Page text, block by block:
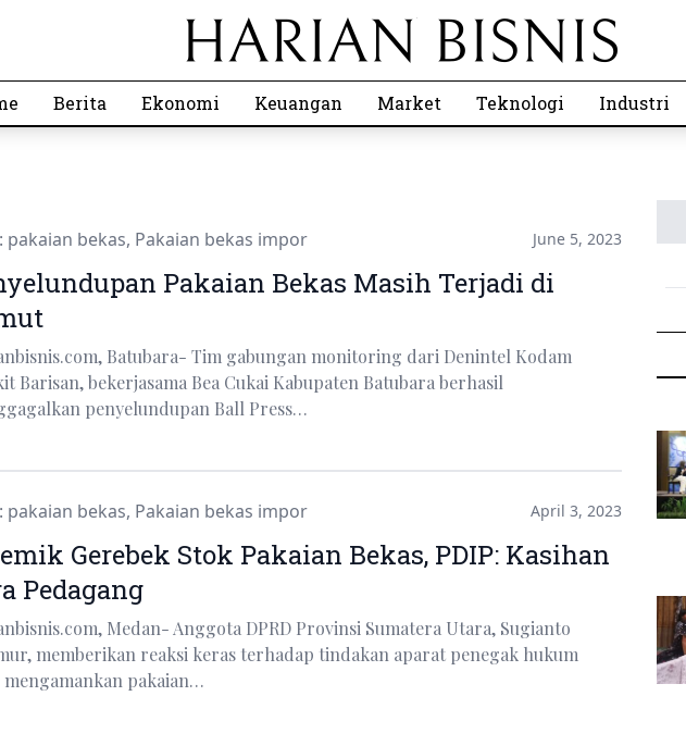
Berita Ekonomi Keuangan Market Teknologi Industri
pakaian bekas, Pakaian bekas impor June 5, 2023
Pakaian Bekas Masih Terjadi di
Batubara- Tim gabungan monitoring dari Denintel Kodam
Barisan, bekerjasama Bea Cukai Kabupaten Batubara berhasil
penyelundupan Ball Press…
pakaian bekas, Pakaian bekas impor April 3, 2023
Gerebek Stok Pakaian Bekas, PDIP: Kasihan
Pedagang
Medan- Anggota DPRD Provinsi Sumatera Utara, Sugianto
memberikan reaksi keras terhadap tindakan aparat penegak hukum
mengamankan pakaian…